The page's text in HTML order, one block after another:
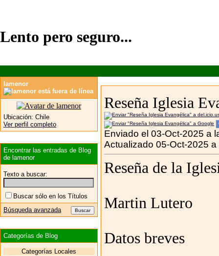
Lento pero seguro...
Reseña Iglesia
Enviado el 03-Oct-2025 a
Actualizado 05-Oct-2025
Reseña de la
Martin Lutero
Datos breves
lamenor
Ubicación: Chile
Ver perfil completo
Encontrar las entradas de Blog
de lamenor
Texto a buscar:
Buscar sólo en los Títulos
Búsqueda avanzada
Categorías de Blog
Categorías Locales